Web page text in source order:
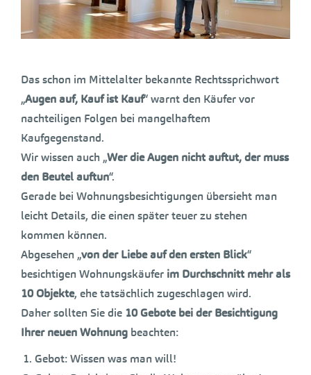
Das schon im Mittelalter bekannte Rechtssprichwort
„Augen auf, Kauf ist Kauf“ warnt den Käufer vor
nachteiligen Folgen bei mangelhaftem
Kaufgegenstand.
Wir wissen auch „Wer die Augen nicht auftut, der muss
den Beutel auftun“.
Gerade bei Wohnungsbesichtigungen übersieht man
leicht Details, die einen später teuer zu stehen
kommen können.
Abgesehen „von der Liebe auf den ersten Blick“
besichtigen Wohnungskäufer im Durchschnitt mehr als
10 Objekte, ehe tatsächlich zugeschlagen wird.
Daher sollten Sie die 10 Gebote bei der Besichtigung
Ihrer neuen Wohnung beachten:
Gebot: Wissen was man will!